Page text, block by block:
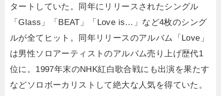
タートしていた。同年にリリースされたシングル
「Glass」「BEAT」「Love is…」など4枚のシング
ルが全てヒット。同年リリースのアルバム「Love」
は男性ソロアーティストのアルバム売り上げ歴代1
位に。1997年末のNHK紅白歌合戦にも出演を果たす
などソロボーカリストして絶大な人気を得ていた。